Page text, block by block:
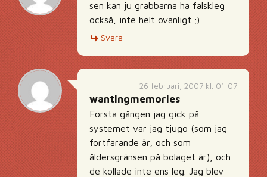
sen kan ju grabbarna ha falskleg
också, inte helt ovanligt ;)
Svara
26 februari, 2007 kl. 01:07
wantingmemories
Första gången jag gick på
systemet var jag tjugo (som jag
fortfarande är, och som
åldersgränsen på bolaget är), och
de kollade inte ens leg. Jag blev